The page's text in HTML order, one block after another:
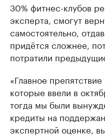
30% фитнес-клубов
эксперта, смогут
самостоятельно,
придётся сложнее,
потратили
«Главное
которые ввели в
тогда мы были
кредиты на
экспертной оценке,